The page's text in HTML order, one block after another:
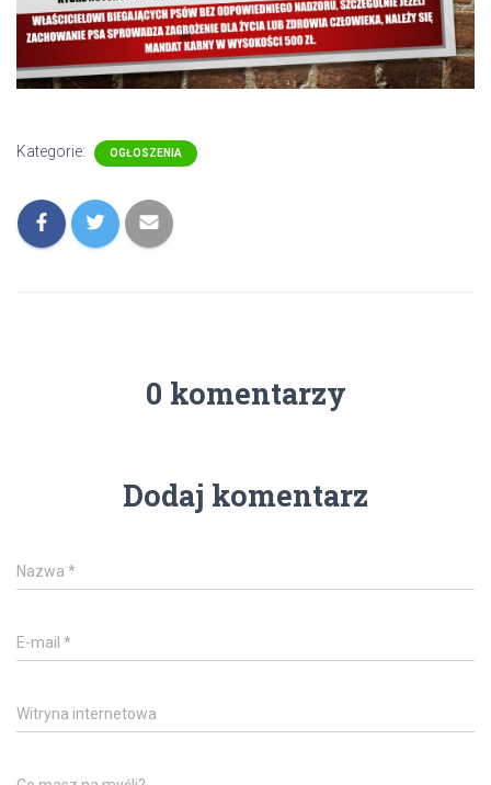
Kategorie: OGŁOSZENIA
0 komentarzy
Dodaj komentarz
Nazwa *
E-mail *
Witryna internetowa